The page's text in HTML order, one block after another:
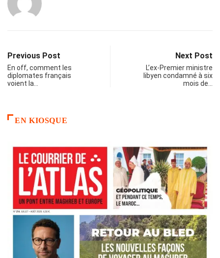
Previous Post
En off, comment les
diplomates français
voient la…
Next Post
L’ex-Premier ministre
libyen condamné à six
mois de…
EN KIOSQUE